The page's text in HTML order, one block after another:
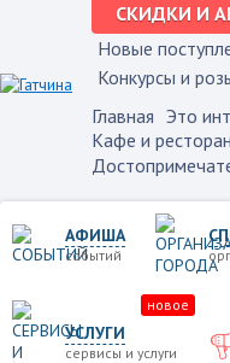
СКИДКИ И
Новые
Конкурсы и
Главная Это
Кафе и
АФИША
событий
УСЛУГИ
сервисы и услуги
новое